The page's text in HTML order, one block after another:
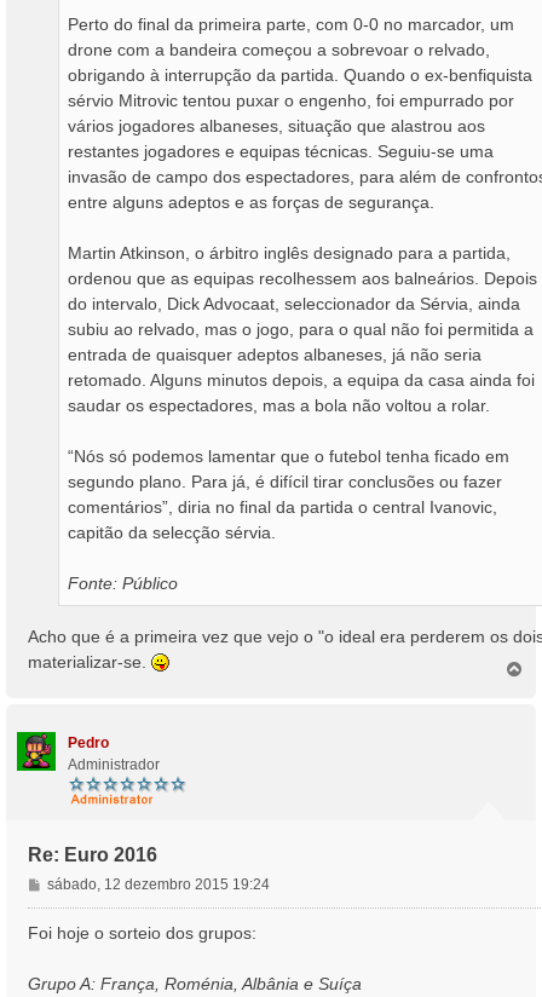
Perto do final da primeira parte, com 0-0 no marcador, um
drone com a bandeira começou a sobrevoar o relvado,
obrigando à interrupção da partida. Quando o ex-benfiquista
sérvio Mitrovic tentou puxar o engenho, foi empurrado por
vários jogadores albaneses, situação que alastrou aos
restantes jogadores e equipas técnicas. Seguiu-se uma
invasão de campo dos espectadores, para além de
entre alguns adeptos e as forças de segurança.
Martin Atkinson, o árbitro inglês designado para a partida,
ordenou que as equipas recolhessem aos balneários. Depois
do intervalo, Dick Advocaat, seleccionador da Sérvia, ainda
subiu ao relvado, mas o jogo, para o qual não foi permitida a
entrada de quaisquer adeptos albaneses, já não seria
retomado. Alguns minutos depois, a equipa da casa ainda foi
saudar os espectadores, mas a bola não voltou a rolar.
“Nós só podemos lamentar que o futebol tenha ficado em
segundo plano. Para já, é difícil tirar conclusões ou fazer
comentários”, diria no final da partida o central Ivanovic,
capitão da selecção sérvia.
Fonte: Público
Acho que é a primeira vez que vejo o "o ideal era perderem os
materializar-se.
Pedro
Administrador
Re: Euro 2016
M
e
n
g
sábado, 12 dezembro 2015 19:24
Foi hoje o sorteio dos grupos:
Grupo A: França, Roménia, Albânia e Suíça